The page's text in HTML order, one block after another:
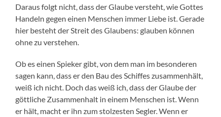
Daraus folgt nicht, dass der Glaube versteht, wie Gottes
Handeln gegen einen Menschen immer Liebe ist. Gerade
hier besteht der Streit des Glaubens: glauben können
ohne zu verstehen.
Ob es einen Spieker gibt, von dem man im besonderen
sagen kann, dass er den Bau des Schiffes zusammenhält,
weiß ich nicht. Doch das weiß ich, dass der Glaube der
göttliche Zusammenhalt in einem Menschen ist. Wenn
er hält, macht er ihn zum stolzesten Segler. Wenn er